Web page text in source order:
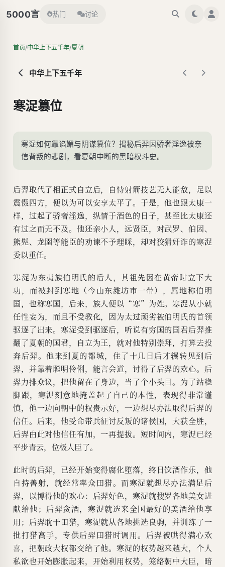
5000言 热门 讨论
首页/中华上下五千年/夏朝
中华上下五千年
寒浞篡位
寒浞如何靠谄媚与阴谋篡位？揭秘后羿因骄奢淫逸被亲
信背叛的悲剧，看夏朝中断的黑暗权斗史。
后羿取代了相正式自立后，自恃射箭技艺无人能敌，足以
震慑四方，便以为可以安享太平了。于是，他也跟太康一
样，过起了骄奢淫逸，纵情于酒色的日子，甚至比太康还
有过之而无不及。他还亲小人，远贤臣，对武罗、伯因、
熊髡、龙圉等能臣的劝谏不予理睬，却对狡猾奸诈的寒浞
委以重任。
寒浞为东夷族伯明氏的后人，其祖先因在黄帝时立下大
功，而被封到寒地（今山东潍坊市一带），属地称伯明
国，也称寒国，后来，族人便以“寒”为姓。寒浞从小就
任性妄为，而且不受教化，因为太过顽劣被伯明氏的首领
驱逐了出来。寒浞受到驱逐后，听说有穷国的国君后羿推
翻了夏朝的国君，自立为王，就对他特别崇拜，打算去投
奔后羿。他来到夏的都城，住了十几日后才辗转见到后
羿，并靠着聪明伶俐，能言会道，讨得了后羿的欢心。后
羿力排众议，把他留在了身边，当了个小头目。为了站稳
脚跟，寒浞刻意地掩盖起了自己的本性，表现得非常谨
慎，他一边向朝中的权贵示好，一边想尽办法取得后羿的
信任。后来，他受命带兵征讨反叛的诸侯国，大获全胜，
后羿由此对他信任有加，一再提拔。短时间内，寒浞已经
平步青云，位极人臣了。
此时的后羿，已经开始变得腐化堕落，终日饮酒作乐，他
自持善射，就经常率众田猎。而寒浞就想尽办法满足后
羿，以博得他的欢心：后羿好色，寒浞就搜罗各地美女进
献给他；后羿贪酒，寒浞就选来全国最好的美酒给他享
用；后羿耽于田猎，寒浞就从各地挑选良驹，并训练了一
批打猎高手，专供后羿田猎时调用。后羿被哄得满心欢
喜，把朝政大权都交给了他。寒浞的权势越来越大，个人
私欲也开始膨胀起来，开始利用权势，笼络朝中大臣，暗